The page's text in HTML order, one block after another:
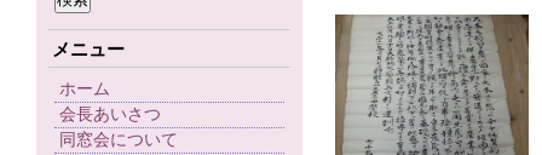
メニュー
ホーム
会長あいさつ
同窓会について